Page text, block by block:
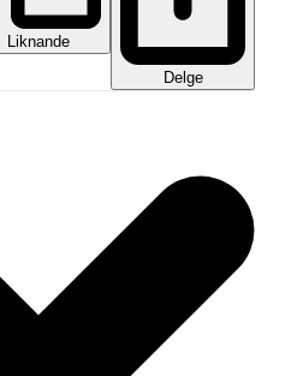
Liknande
Delge